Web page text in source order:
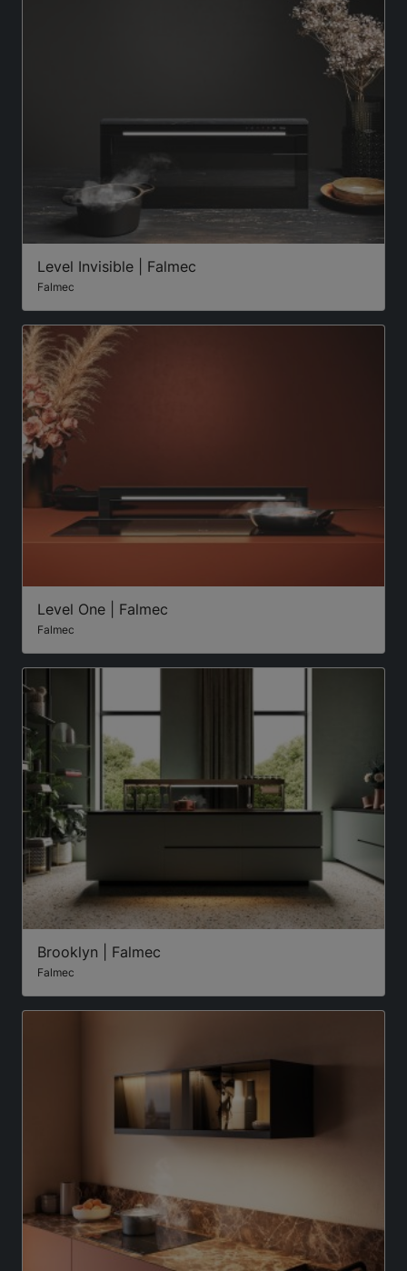
Level Invisible | Falmec
Falmec
Level One | Falmec
Falmec
Brooklyn | Falmec
Falmec